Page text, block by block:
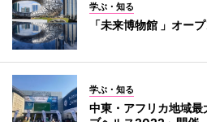
学ぶ・知る
「未来博物館 」オー
学ぶ・知る
中東・アフリカ地域